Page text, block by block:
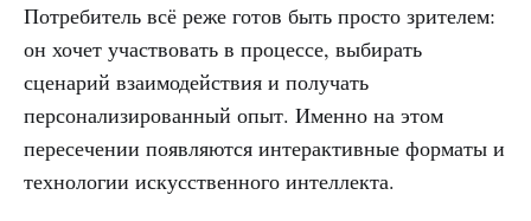
Потребитель всё реже готов быть просто зрителем:
он хочет участвовать в процессе, выбирать
сценарий взаимодействия и получать
персонализированный опыт. Именно на этом
пересечении появляются интерактивные форматы и
технологии искусственного интеллекта.